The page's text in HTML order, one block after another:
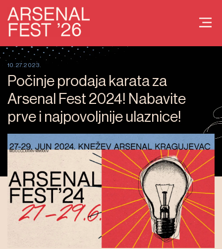
10.27.2023.
Počinje prodaja karata za
Arsenal Fest 2024! Nabavite
prve i najpovoljnije ulaznice!